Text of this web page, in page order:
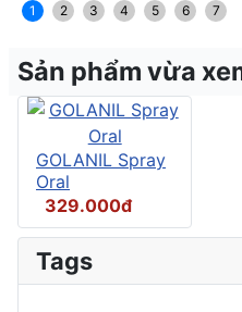
1 2 3 4 5 6 7
Sản phẩm vừa
GOLANIL Spray
Oral
329.000đ
Tags